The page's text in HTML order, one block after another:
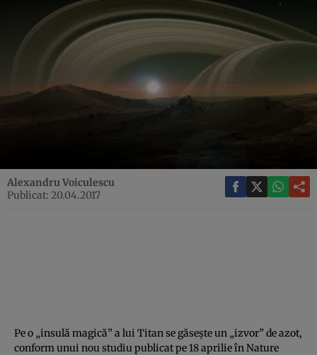
Alexandru Voiculescu
Publicat: 20.04.2017
Pe o „insulă magică” a lui Titan se găseşte un „izvor” de azot,
conform unui nou studiu publicat pe 18 aprilie în Nature